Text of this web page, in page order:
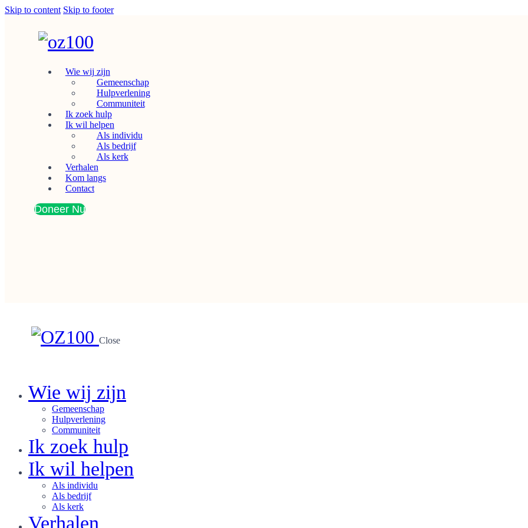
Skip to content Skip to footer
Wie wij zijn
Gemeenschap
Hulpverlening
Communiteit
Ik zoek hulp
Ik wil helpen
Als individu
Als bedrijf
Als kerk
Verhalen
Kom langs
Contact
Doneer Nu
Close
Wie wij zijn
Gemeenschap
Hulpverlening
Communiteit
Ik zoek hulp
Ik wil helpen
Als individu
Als bedrijf
Als kerk
Verhalen